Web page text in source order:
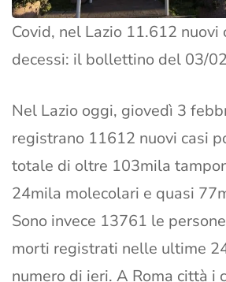
Covid, nel Lazio 11.612 nuovi
decessi: il bollettino del 03/
Nel Lazio oggi, giovedì 3
registrano 11612 nuovi casi
totale di oltre 103mila
24mila molecolari e quasi
Sono invece 13761 le
morti registrati nelle ultime
numero di ieri. A Roma città i